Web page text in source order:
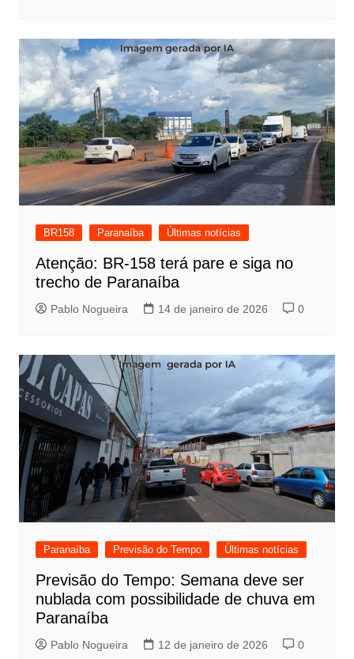
BR158 Paranaíba Últimas notícias
Atenção: BR-158 terá pare e siga no
trecho de Paranaíba
Pablo Nogueira 14 de janeiro de 2026 0
Paranaíba Previsão do Tempo Últimas notícias
Previsão do Tempo: Semana deve ser
nublada com possibilidade de chuva em
Paranaíba
Pablo Nogueira 12 de janeiro de 2026 0